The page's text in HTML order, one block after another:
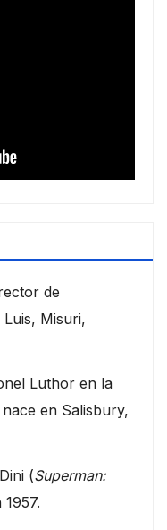
de
Misuri,
Luthor en la
en Salisbury,
(Superman: